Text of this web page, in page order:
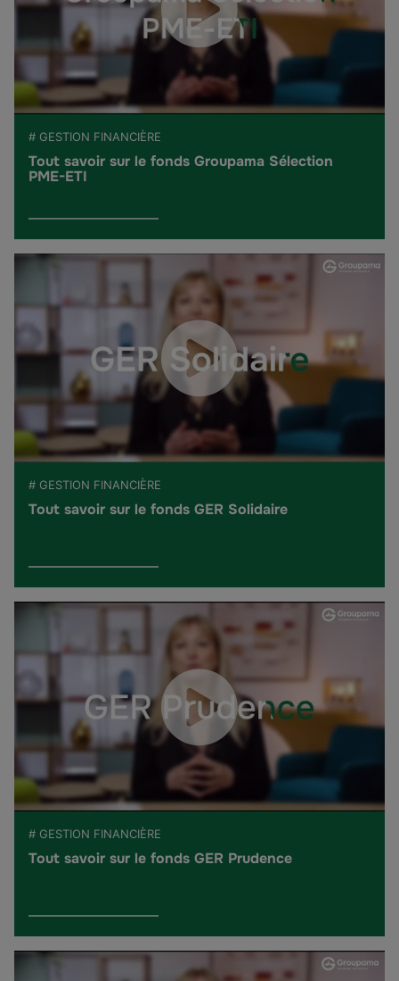
# GESTION FINANCIÈRE
Tout savoir sur le fonds Groupama Sélection
PME-ETI
# GESTION FINANCIÈRE
Tout savoir sur le fonds GER Solidaire
# GESTION FINANCIÈRE
Tout savoir sur le fonds GER Prudence